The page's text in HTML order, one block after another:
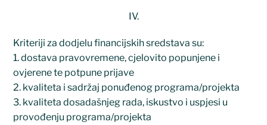
IV.
Kriteriji za dodjelu financijskih sredstava su:
1. dostava pravovremene, cjelovito popunjene i
ovjerene te potpune prijave
2. kvaliteta i sadržaj ponuđenog programa/projekta
3. kvaliteta dosadašnjeg rada, iskustvo i uspjesi u
provođenju programa/projekta